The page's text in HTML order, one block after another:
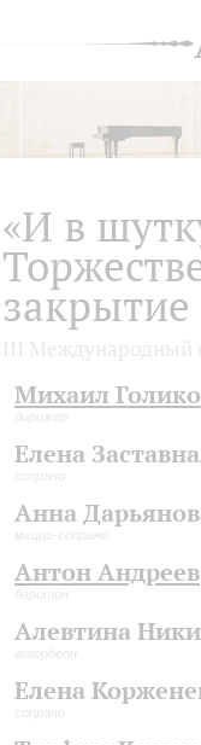
«И в
Михаил
дирижер
Елена
сопрано
Анна
меццо-сопрано
Антон Андреев
баритон
Алевтина
аккордеон
Елена
сопрано